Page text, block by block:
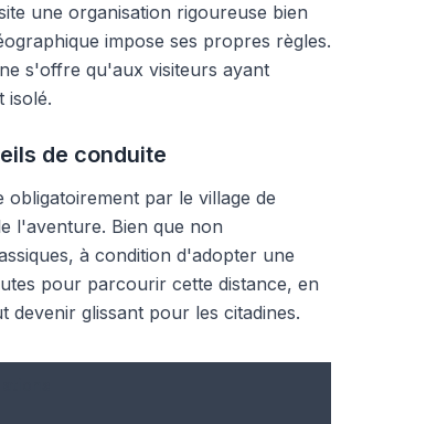
une organisation rigoureuse bien
impose ses propres règles.
s'offre qu'aux visiteurs ayant
isolé.
de conduite
par le village de
l'aventure. Bien que non
à condition d'adopter une
pour parcourir cette distance, en
glissant pour les citadines.